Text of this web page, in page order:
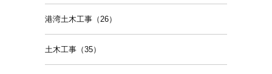
港湾土木工事（26）
土木工事（35）